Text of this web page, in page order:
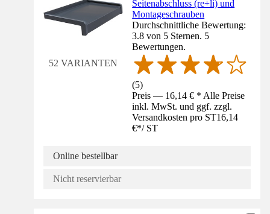
52 VARIANTEN
Seitenabschluss (re+li) und
Montageschrauben
Durchschnittliche Bewertung:
3.8 von 5 Sternen. 5
Bewertungen.
(5)
Preis — 16,14 € * Alle Preise
inkl. MwSt. und ggf. zzgl.
Versandkosten pro ST16,14
€*/ ST
Online bestellbar
Nicht reservierbar